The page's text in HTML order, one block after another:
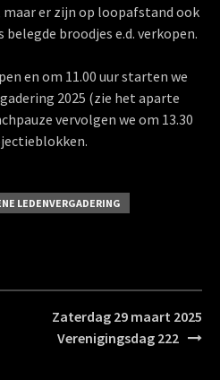
er zijn op loopafstand ook
belegde broodjes e.d. verkopen.
en om 11.00 uur starten we
2025 (zie het aparte
vervolgen we om 13.30
LEDENVERGADERING
Zaterdag 29 maart 2025
Verenigingsdag 222